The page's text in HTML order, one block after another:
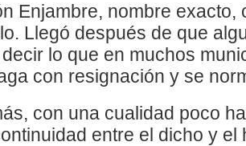
Enjambre, nombre exacto,
Llegó después de que
lo que en muchos
con resignación y se
con una cualidad poco
entre el dicho y el